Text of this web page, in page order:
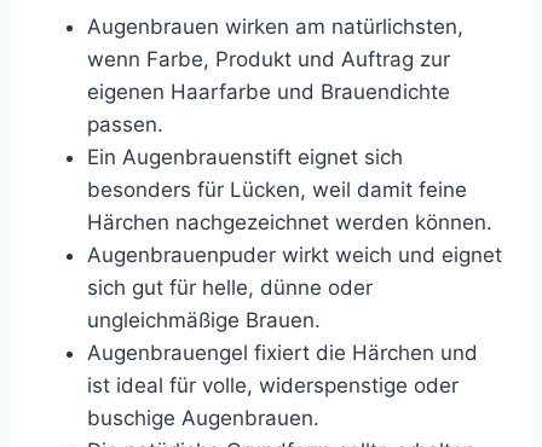
Augenbrauen wirken am natürlichsten,
wenn Farbe, Produkt und Auftrag zur
eigenen Haarfarbe und Brauendichte
passen.
Ein Augenbrauenstift eignet sich
besonders für Lücken, weil damit feine
Härchen nachgezeichnet werden können.
Augenbrauenpuder wirkt weich und eignet
sich gut für helle, dünne oder
ungleichmäßige Brauen.
Augenbrauengel fixiert die Härchen und
ist ideal für volle, widerspenstige oder
buschige Augenbrauen.